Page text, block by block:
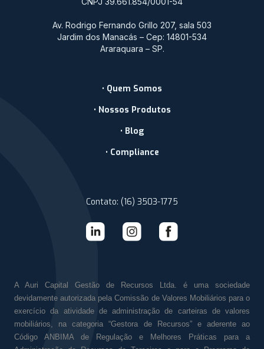
Av. Rodrigo Fernando Grillo 207, sala 503
Jardim dos Manacás – Cep: 14801-534
Araraquara – SP.
• Quem Somos
• Nossos Produtos
• Blog
• Compliance
Contato: (16) 3503-1775
A Auri Capital Gestão de Recursos Ltda. é uma sociedade
devidamente autorizada pela Comissão de Valores Mobiliários para o
exercício da atividade de administração de carteiras de valores
mobiliários, na categoria “Gestora de Recursos” e aderente ao
Código ANBIMA de Regulação e Melhores Práticas para a